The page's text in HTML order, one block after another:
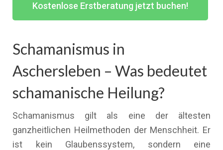
Kostenlose Erstberatung jetzt buchen!
Schamanismus in
Aschersleben – Was bedeutet
schamanische Heilung?
Schamanismus gilt als eine der ältesten
ganzheitlichen Heilmethoden der Menschheit. Er
ist kein Glaubenssystem, sondern eine